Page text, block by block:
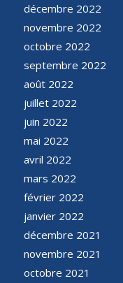
décembre 2022
novembre 2022
octobre 2022
septembre 2022
août 2022
juillet 2022
juin 2022
mai 2022
avril 2022
mars 2022
février 2022
janvier 2022
décembre 2021
novembre 2021
octobre 2021